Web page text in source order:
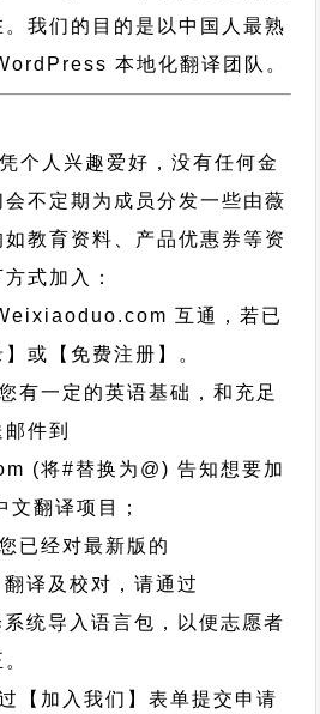
我们的目的是以中国人最熟
本地化翻译团队。
个人兴趣爱好，没有任何金
不定期为成员分发一些由薇
教育资料、产品优惠券等资
式加入：
互通，若已
或【免费注册】。
有一定的英语基础，和充足
件到
(将#替换为@) 告知想要加
翻译项目；
已经对最新版的
译及校对，请通过
统导入语言包，以便志愿者
【加入我们】表单提交申请